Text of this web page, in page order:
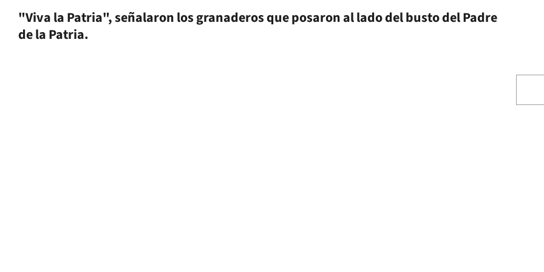
"Viva la Patria", señalaron los granaderos que posaron al lado del busto del Padre
de la Patria.